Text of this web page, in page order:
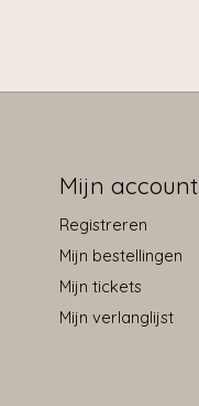
Mijn account
Registreren
Mijn bestellingen
Mijn tickets
Mijn verlanglijst